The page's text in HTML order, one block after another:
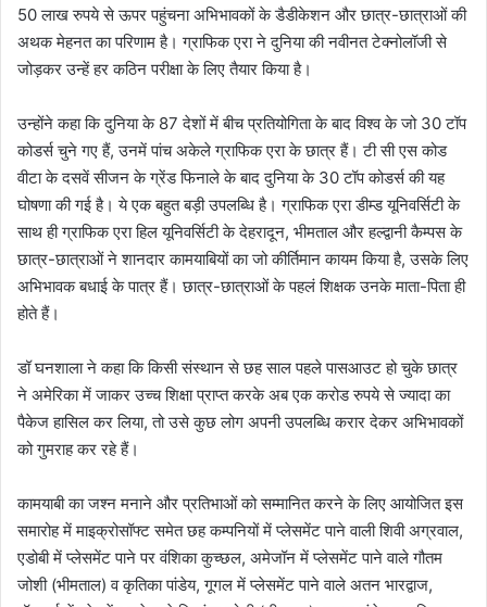
50 लाख रुपये से ऊपर पहुंचना अभिभावकों के डैडीकेशन और छात्र-छात्राओं की
अथक मेहनत का परिणाम है। ग्राफिक एरा ने दुनिया की नवीनत टेक्नोलॉजी से
जोड़कर उन्हें हर कठिन परीक्षा के लिए तैयार किया है।
उन्होंने कहा कि दुनिया के 87 देशों में बीच प्रतियोगिता के बाद विश्व के जो 30 टॉप
कोडर्स चुने गए हैं, उनमें पांच अकेले ग्राफिक एरा के छात्र हैं। टी सी एस कोड
वीटा के दसवें सीजन के ग्रेंड फिनाले के बाद दुनिया के 30 टॉप कोडर्स की यह
घोषणा की गई है। ये एक बहुत बड़ी उपलब्धि है। ग्राफिक एरा डीम्ड यूनिवर्सिटी के
साथ ही ग्राफिक एरा हिल यूनिवर्सिटी के देहरादून, भीमताल और हल्द्वानी कैम्पस के
छात्र-छात्राओं ने शानदार कामयाबियों का जो कीर्तिमान कायम किया है, उसके लिए
अभिभावक बधाई के पात्र हैं। छात्र-छात्राओं के पहलं शिक्षक उनके माता-पिता ही
होते हैं।
डॉ घनशाला ने कहा कि किसी संस्थान से छह साल पहले पासआउट हो चुके छात्र
ने अमेरिका में जाकर उच्च शिक्षा प्राप्त करके अब एक करोड रुपये से ज्यादा का
पैकेज हासिल कर लिया, तो उसे कुछ लोग अपनी उपलब्धि करार देकर अभिभावकों
को गुमराह कर रहे हैं।
कामयाबी का जश्न मनाने और प्रतिभाओं को सम्मानित करने के लिए आयोजित इस
समारोह में माइक्रोसॉफ्ट समेत छह कम्पनियों में प्लेसमेंट पाने वाली शिवी अग्रवाल,
एडोबी में प्लेसमेंट पाने पर वंशिका कुच्छल, अमेजॉन में प्लेसमेंट पाने वाले गौतम
जोशी (भीमताल) व कृतिका पांडेय, गूगल में प्लेसमेंट पाने वाले अतन भारद्वाज,